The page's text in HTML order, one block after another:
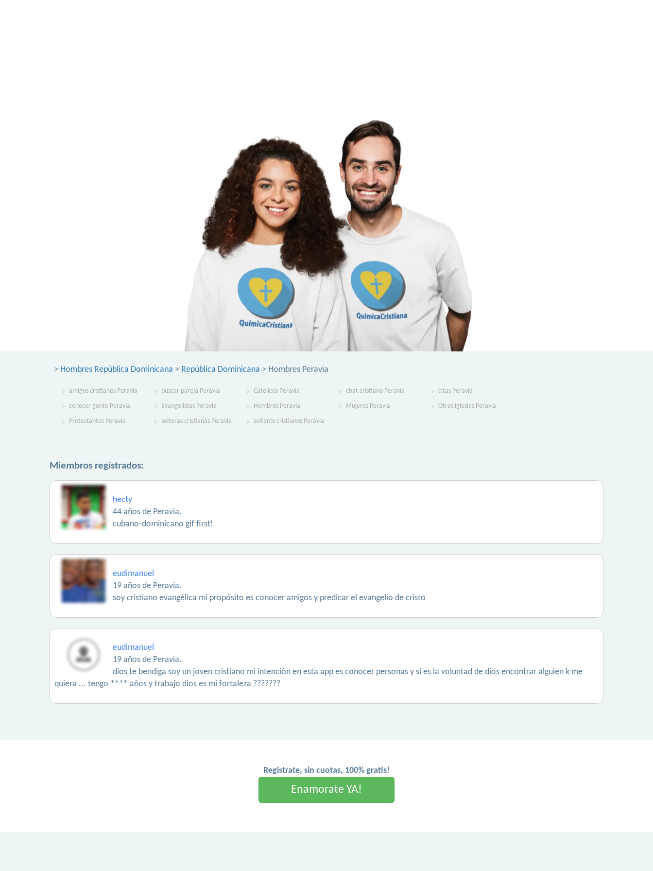
> Hombres República Dominicana > República Dominicana > Hombres Peravia
amigos cristianos Peravia buscar pareja Peravia Catolicos Peravia chat cristiano Peravia citas Peravia
conocer gente Peravia Evangelistas Peravia Hombres Peravia Mujeres Peravia Otras iglesias Peravia
Protestantes Peravia solteras cristianas Peravia solteros cristianos Peravia
Miembros registrados:
hecty
44 años de Peravia.
cubano-dominicano gif first!
eudimanuel
19 años de Peravia.
soy cristiano evangélica mi propósito es conocer amigos y predicar el evangelio de cristo
eudimanuel
19 años de Peravia.
dios te bendiga soy un joven cristiano mi intención en esta app es conocer personas y si es la voluntad de dios encontrar alguien k me
quiera ... tengo **** años y trabajo dios es mi fortaleza ???????
Registrate, sin cuotas, 100% gratis!
Enamorate YA!